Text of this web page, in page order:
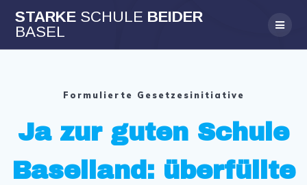
to
STARKE SCHULE BEIDER
BASEL
Formulierte Gesetzesinitiative
Ja zur guten Schule
Baselland: überfüllte